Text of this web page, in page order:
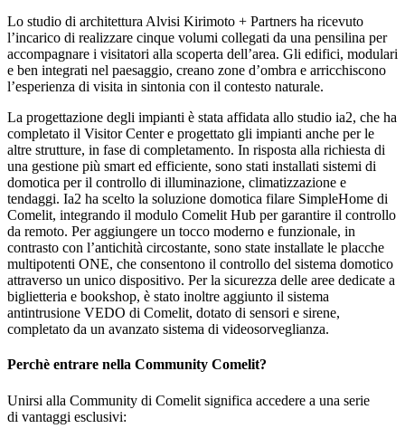
Lo studio di architettura Alvisi Kirimoto + Partners ha ricevuto
l’incarico di realizzare cinque volumi collegati da una pensilina per
accompagnare i visitatori alla scoperta dell’area. Gli edifici, modulari
e ben integrati nel paesaggio, creano zone d’ombra e arricchiscono
l’esperienza di visita in sintonia con il contesto naturale.
La progettazione degli impianti è stata affidata allo studio ia2, che ha
completato il Visitor Center e progettato gli impianti anche per le
altre strutture, in fase di completamento. In risposta alla richiesta di
una gestione più smart ed efficiente, sono stati installati sistemi di
domotica per il controllo di illuminazione, climatizzazione e
tendaggi. Ia2 ha scelto la soluzione domotica filare SimpleHome di
Comelit, integrando il modulo Comelit Hub per garantire il controllo
da remoto. Per aggiungere un tocco moderno e funzionale, in
contrasto con l’antichità circostante, sono state installate le placche
multipotenti ONE, che consentono il controllo del sistema domotico
attraverso un unico dispositivo. Per la sicurezza delle aree dedicate a
biglietteria e bookshop, è stato inoltre aggiunto il sistema
antintrusione VEDO di Comelit, dotato di sensori e sirene,
completato da un avanzato sistema di videosorveglianza.
Perchè entrare nella Community Comelit?
Unirsi alla Community di Comelit significa accedere a una serie
di vantaggi esclusivi: